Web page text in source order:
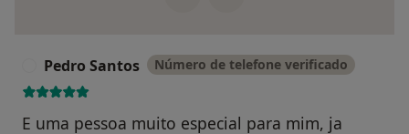
Pedro Santos Número de telefone verificado
E uma pessoa muito especial para mim, ja